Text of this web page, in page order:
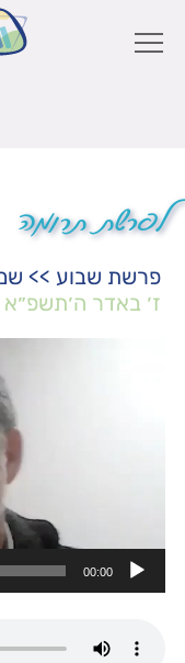
לפרשת תרומה
פרשת שבוע >>
ז׳ באדר ה׳תשפ״א
00:00